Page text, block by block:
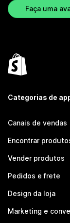
Faça uma
Categorias de
Canais de vendas
Encontrar
Vender produtos
Pedidos e frete
Design da loja
Marketing e